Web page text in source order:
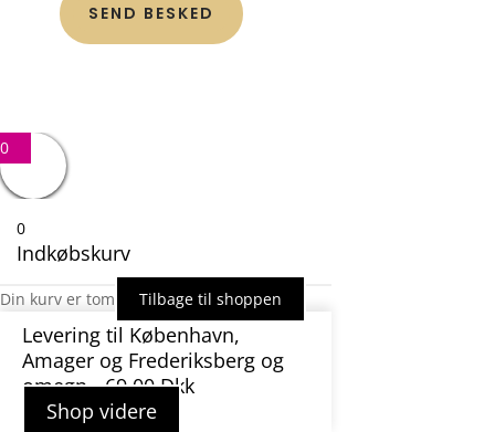
SEND BESKED
0
0
Indkøbskurv
Din kurv er tom Tilbage til shoppen
Levering til København,
Amager og Frederiksberg og
omegn - 69,00 Dkk
Shop videre